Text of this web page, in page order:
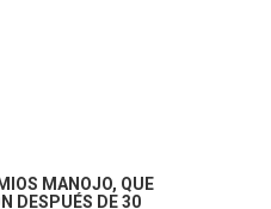
MANOJO, QUE
DESPUÉS DE 30